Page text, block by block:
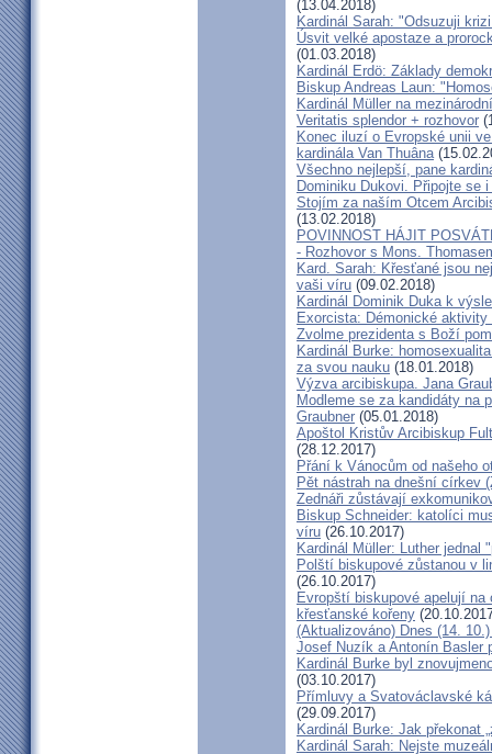
(13.04.2018)
Kardinál Sarah: "Odsuzuji
Úsvit velké apostaze a
(01.03.2018)
Kardinál Erdö: Základy
Biskup Andreas Laun:
Kardinál Müller na
Veritatis splendor + rozhovor
Konec iluzí o Evropské unii
kardinála Van Thuâna
Všechno nejlepší, pane
Dominiku Dukovi. Připojte se
Stojím za naším Otcem
(13.02.2018)
POVINNOST HÁJIT
- Rozhovor s Mons.
Kard. Sarah: Křesťané jsou
vaši víru (09.02.2018)
Kardinál Dominik Duka k
Exorcista: Démonické
Zvolme prezidenta s Boží
Kardinál Burke:
za svou nauku (18.01.2018)
Výzva arcibiskupa. Jana
Modleme se za kandidáty na
Graubner (05.01.2018)
Apoštol Kristův Arcibiskup
(28.12.2017)
Přání k Vánocům od našeho
Pět nástrah na dnešní církev
Zednáři zůstávají
Biskup Schneider: katolíci
víru (26.10.2017)
Kardinál Müller: Luther jednal
Polští biskupové zůstanou v
(26.10.2017)
Evropští biskupové apelují
křesťanské kořeny
(Aktualizováno) Dnes (14.
Josef Nuzík a Antonín Basler
Kardinál Burke byl
(03.10.2017)
Přímluvy a Svatováclavské
(29.09.2017)
Kardinál Burke: Jak překonat
Kardinál Sarah: Nejste